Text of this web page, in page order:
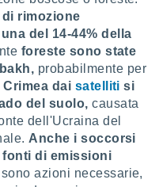
rimozione
del 14-44% della
foreste sono state
probabilmente per
Crimea dai satellitisi
del suolo, causata
dell'Ucraina del
Anche i soccorsi
di emissioni
azioni necessarie,